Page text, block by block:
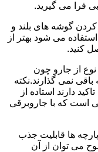
فرا می گیرید.
گوشه های بلند و
می شود بهتر از
کنید.
نوع از جارو چون
نمی گذارند.نکته
دارند استاده از
است که با جاروبرقی
ها قابلیت جذب
می توان از آن